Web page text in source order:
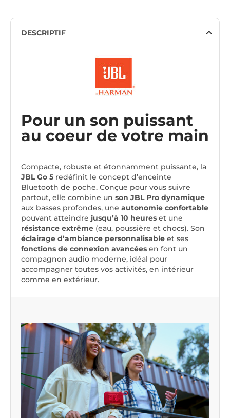
DESCRIPTIF
Pour un son puissant
au coeur de votre main
Compacte, robuste et étonnamment puissante, la
JBL Go 5 redéfinit le concept d’enceinte
Bluetooth de poche. Conçue pour vous suivre
partout, elle combine un son JBL Pro dynamique
aux basses profondes, une autonomie confortable
pouvant atteindre jusqu’à 10 heures et une
résistance extrême (eau, poussière et chocs). Son
éclairage d’ambiance personnalisable et ses
fonctions de connexion avancées en font un
compagnon audio moderne, idéal pour
accompagner toutes vos activités, en intérieur
comme en extérieur.